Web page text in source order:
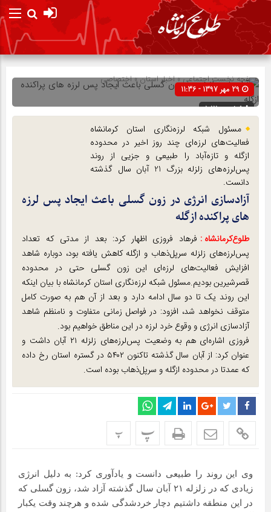
صفحه نخستاجتماعی»اخبار استان»اختصاصی
شناسه : 10111
مسئول شبکه لرزه‌نگاری استان کرمانشاه
فعالیت‌های لرزه‌ای چند روز اخیر در محدوده
ازگله و تازه‌آباد را طبیعی و جزیی از روند
پس‌لرزه‌های زلزله بزرگ 21 آبان سال گذشته
دانست.
آزادسازی انرژی در زون گسلی باعث ایجاد پس لرزه
های پراکنده ازگله
طلوع‌‌کرمانشاه : فرهاد فروزی اظهار کرد: بعد از مدتی که تعداد
پس‌لرزه‌های زلزله سرپل‌ذهاب و ازگله کاهش یافته بود، دوباره شاهد
افزایش فعالیت‌های لرزه‌ای این زون گسلی حتی در محدوده
قصرشیرین بودیم.مسئول شبکه لرزه‌نگاری استان کرمانشاه با بیان اینکه
این روند یک تا دو سال ادامه دارد و بعد از آن هم به صورت کامل
متوقف نخواهد شد، افزود: در فواصل زمانی متفاوت و نامنظم شاهد
آزادسازی انرژی و وقوع خرد لرزه در این مناطق خواهیم بود.
فروزی اشاره‌ای هم به وضعیت پس‌لرزه‌های زلزله ۲۱ آبان داشت و
عنوان کرد: از آبان سال گذشته تاکنون ۵۴۰۲ در گستره استان رخ داده
که عمدتا در محدوده ازگله و سرپل‌ذهاب بوده است.
پ پ
وی این روند را طبیعی دانست و یادآوری کرد: به دلیل انرژی
زیادی که در زلزله ۲۱ آبان سال گذشته آزاد شد، زون گسلی که
در این منطقه داشتیم دچار خردشدگی شده و هرچند وقت یکبار